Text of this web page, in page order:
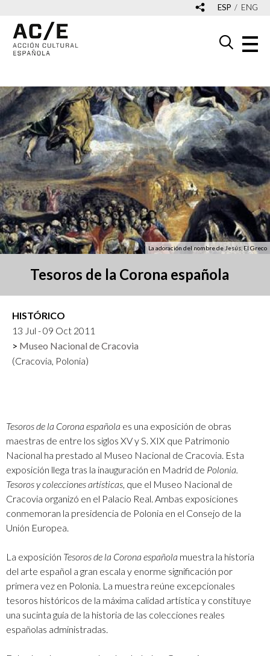
ESP ENG
La adoración del nombre de Jesús, El Greco
Tesoros de la Corona española
HISTÓRICO
13 Jul - 09 Oct 2011
Museo Nacional de Cracovia
(Cracovia, Polonia)
Tesoros de la Corona española es una exposición de obras
maestras de entre los siglos XV y S. XIX que Patrimonio
Nacional ha prestado al Museo Nacional de Cracovia. Esta
exposición llega tras la inauguración en Madrid de Polonia.
Tesoros y colecciones artísticas , que el Museo Nacional de
Cracovia organizó en el Palacio Real. Ambas exposiciones
conmemoran la presidencia de Polonia en el Consejo de la
Unión Europea.
La exposición Tesoros de la Corona española muestra la historia
del arte español a gran escala y enorme significación por
primera vez en Polonia. La muestra reúne excepcionales
tesoros históricos de la máxima calidad artística y constituye
una sucinta guía de la historia de las colecciones reales
españolas administradas.